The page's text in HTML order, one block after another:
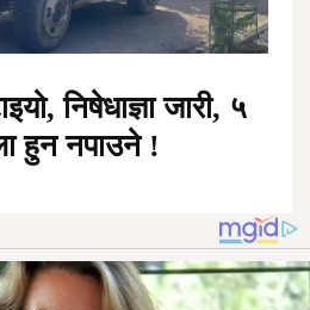
निषेधाज्ञा जारी, ५
हुन नपाउने !